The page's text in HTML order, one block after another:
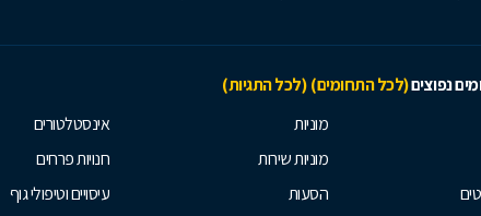
נפוצים(לכל התחומים) (לכל התגיות)
מוניות
מוניות שירות
הסעות
אינסטלטורים
חנויות פרחים
עיסויים וטיפולי גוף